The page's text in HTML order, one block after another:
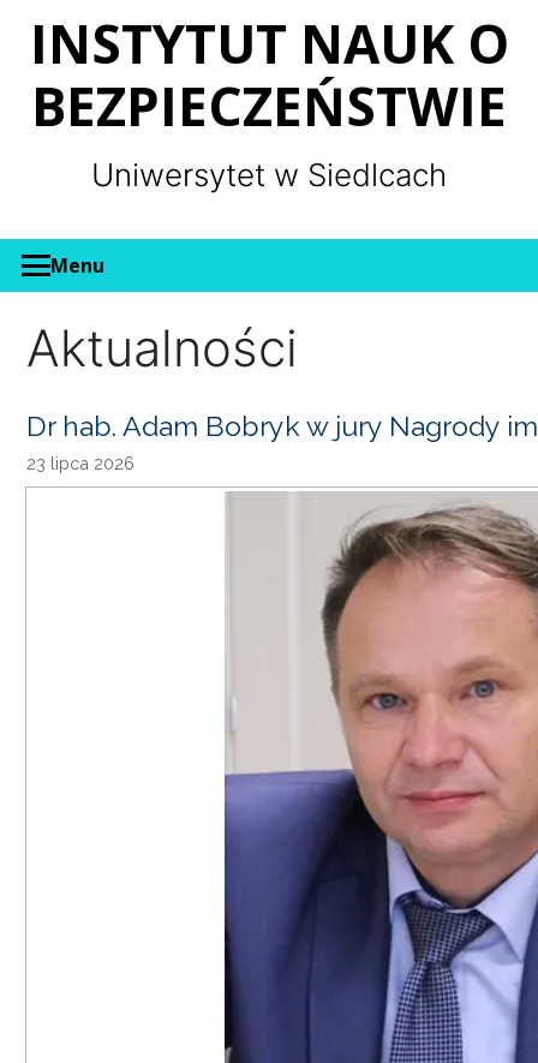
INSTYTUT NAUK O
BEZPIECZEŃSTWIE
Uniwersytet w Siedlcach
Menu
Aktualności
Dr hab. Adam Bobryk w jury Nagrody
23 lipca 2026